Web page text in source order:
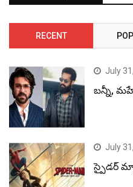
RECENT
July
బన్నీ,
July
స్పైడర్